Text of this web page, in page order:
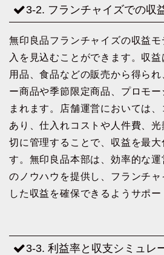
3-2. フランチャイズでの収
無印良品フランチャイズの収益
入を見込むことができます。収
用品、食品などの販売から得ら
ー商品や季節限定商品、プロモ
まれます。店舗運営においては
あり、仕入れコストや人件費、
切に管理することで、収益を最
す。無印良品本部は、効率的な
のノウハウを提供し、フランチ
した収益を確保できるようサポー
3-3. 利益率と収支シミュレ